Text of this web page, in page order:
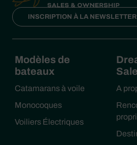
INSCRIPTION À LA NEWSLETTER
Modèles de
bateaux
Catamarans à voile
Monocoques
Voiliers Électriques
A